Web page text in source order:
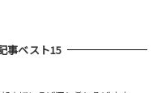
事ベスト15